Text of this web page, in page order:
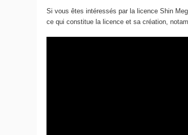
Si vous êtes intéressés par la licence Shin
ce qui constitue la licence et sa création,